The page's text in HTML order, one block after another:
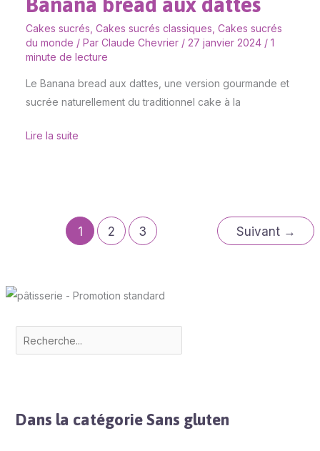
Cakes sucrés Cakes sucrés classiques Cakes sucrés
du monde / Par Claude Chevrier / 27 janvier 2024 / 1
minute de lecture
Le Banana bread aux dattes, une version gourmande et
sucrée naturellement du traditionnel cake à la
Lire la suite
1 2 3 Suivant →
Dans la catégorie Sans gluten